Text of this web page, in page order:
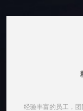
经验丰富的员工，